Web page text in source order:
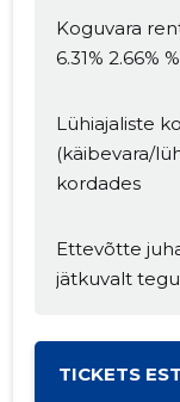
Koguvara
6.31% 2.66% %
Lühiajaliste
(käibevara/
kordades
Ettevõtte
jätkuvalt
TICKETS